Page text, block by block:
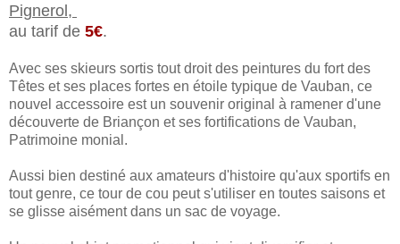
Pignerol,
au tarif de 5€.
Avec ses skieurs sortis tout droit des peintures du fort des
Têtes et ses places fortes en étoile typique de Vauban, ce
nouvel accessoire est un souvenir original à ramener d'une
découverte de Briançon et ses fortifications de Vauban,
Patrimoine monial.
Aussi bien destiné aux amateurs d'histoire qu'aux sportifs en
tout genre, ce tour de cou peut s'utiliser en toutes saisons et
se glisse aisément dans un sac de voyage.